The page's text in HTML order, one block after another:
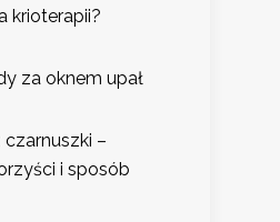
krioterapii?
za oknem upał
czarnuszki –
i sposób